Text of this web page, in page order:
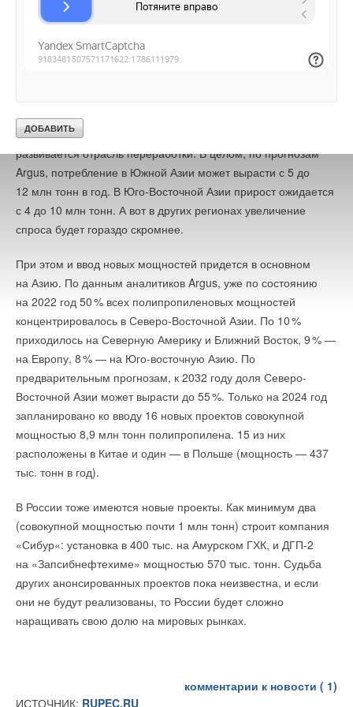
полипропилена в Китай в 2023 году вырос на 1
%, тогда как
закупки полиэтилена сократились.
Argus прогнозирует дальнейший интенсивный спрос
ориентировочно с 40 до 65 млн тонн в год. Вторым крупным
регионом роста спроса является Индия, где серьезно
развивается отрасль переработки. В целом, по прогнозам
Argus, потребление в Южной Азии может вырасти с 5 до
12 млн тонн в год. В Юго-Восточной Азии прирост ожидается
с 4 до 10 млн тонн. А вот в других регионах увеличение
спроса будет гораздо скромнее.
При этом и ввод новых мощностей придется в основном
на Азию. По данным аналитиков Argus, уже по состоянию
на 2022 год 50% всех полипропиленовых мощностей
концентрировалось в Северо-Восточной Азии. По 10%
приходилось на Северную Америку и Ближний Восток, 9% —
на Европу, 8% — на Юго-восточную Азию. По
предварительным прогнозам, к 2032 году доля Северо-
Восточной Азии может вырасти до 55%. Только на 2024 год
запланировано ко вводу 16 новых проектов совокупной
мощностью 8,9 млн тонн полипропилена. 15 из них
расположены в Китае и один — в Польше (мощность — 437
тыс. тонн в год).
В России тоже имеются новые проекты. Как минимум два
(совокупной мощностью почти 1 млн тонн) строит компания
«Сибур«: установка в 400 тыс. на Амурском ГХК, и ДГП-2
на «Запсибнефтехиме» мощностью 570 тыс. тонн. Судьба
других анонсированных проектов пока неизвестна, и если
они не будут реализованы, то России будет сложно
наращивать свою долю на мировых рынках.
комментарии к новости ( 1)
ИСТОЧНИК: RUPEC.RU
В докладе отмечается, что увеличение производства
электроэнергии из возобновляемых источников энергии
и ядерной энергии, по-видимому, приводит к снижению
выбросов в энергетическом секторе. Ожидается, что
глобальные выбросы от производства электроэнергии
дальнейшее снижение (но меньшими темпами) в 2025
и 2026 годах.
Согласно отчету, Африка стоит особняком в тенденциях
спроса на электроэнергию. В то время как потребление
электроэнергии на душу населения в Индии и Юго-
Восточной Азии быстро росло, в Африке оно практически
стагнирует уже более трех десятилетий. «Потребление
электроэнергии является ключевым индикатором
экономического развития в любой стране, и это мрачный
знак, что в Африке оно не изменялось в расчете на душу
населения на протяжении более трех десятилетий
Думаю, что представители китайской солнечной индустрии,
обладатели гигантских неиспользуемых мощностей по
производству солнечных модулей, с вожделением смотрят
на африканский континент как на перспективный рынок
сбыта.